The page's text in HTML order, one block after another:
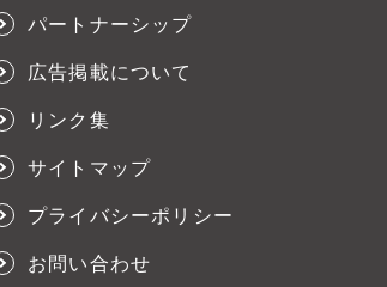
パートナーシップ
広告掲載について
リンク集
サイトマップ
プライバシーポリシー
お問い合わせ